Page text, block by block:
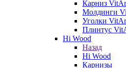
Карниз
Молдинги
Уголки
Плинтус
Hi Wood
Назад
Hi Wood
Карнизы